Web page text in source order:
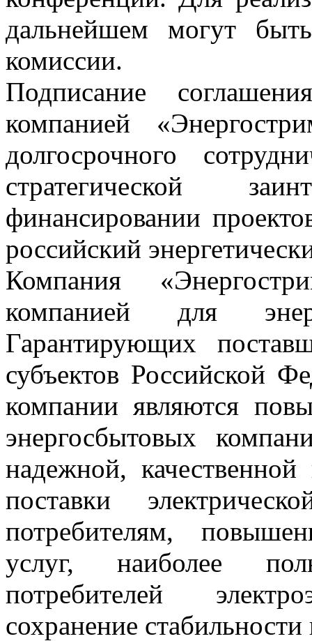
дальнейшем могут
комиссии.
Подписание
компанией
долгосрочного
стратегической
финансировании
российский
Компания
компанией для
Гарантирующих
субъектов Российской
компании являются
энергосбытовых
надежной,
поставки
потребителям,
услуг, наиболее
потребителей
сохранение стабильности